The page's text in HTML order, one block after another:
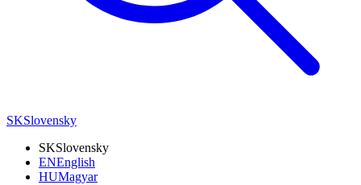
SKSlovensky
SKSlovensky
ENEnglish
HUMagyar